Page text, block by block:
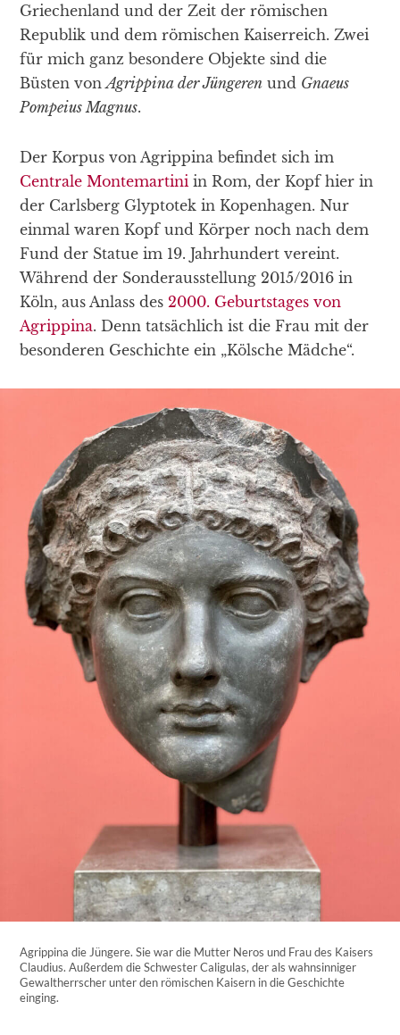
Griechenland und der Zeit der römischen
Republik und dem römischen Kaiserreich. Zwei
für mich ganz besondere Objekte sind die
Büsten vonAgrippina der Jüngeren und Gnaeus
Pompeius Magnus.
Der Korpus von Agrippina befindet sich im
Centrale Montemartini in Rom, der Kopf hier in
der Carlsberg Glyptotek in Kopenhagen. Nur
einmal waren Kopf und Körper noch nach dem
Fund der Statue im 19. Jahrhundert vereint.
Während der Sonderausstellung 2015/2016 in
Köln, aus Anlass des 2000. Geburtstages von
Agrippina. Denn tatsächlich ist die Frau mit der
besonderen Geschichte ein „Kölsche Mädche“.
Agrippina die Jüngere. Sie war die Mutter Neros und Frau des Kaisers
Claudius. Außerdem die Schwester Caligulas, der als wahnsinniger
Gewaltherrscher unter den römischen Kaisern in die Geschichte
einging.